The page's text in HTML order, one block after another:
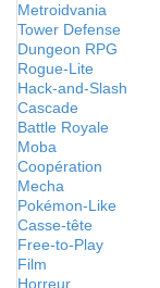
Metroidvania
Tower Defense
Dungeon RPG
Rogue-Lite
Hack-and-Slash
Cascade
Battle Royale
Moba
Coopération
Mecha
Pokémon-Like
Casse-tête
Free-to-Play
Film
Horreur